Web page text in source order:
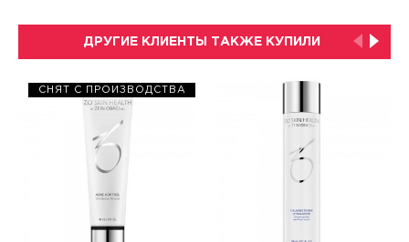
ДРУГИЕ КЛИЕНТЫ ТАКЖЕ КУПИЛИ
СНЯТ С ПРОИЗВОДСТВА